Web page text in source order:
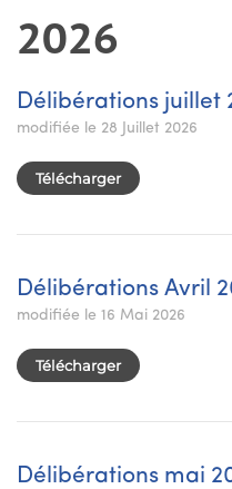
2026
Délibérations juillet
modifiée le 28 Juillet 2026
Télécharger
Délibérations Avril
modifiée le 16 Mai 2026
Télécharger
Délibérations mai